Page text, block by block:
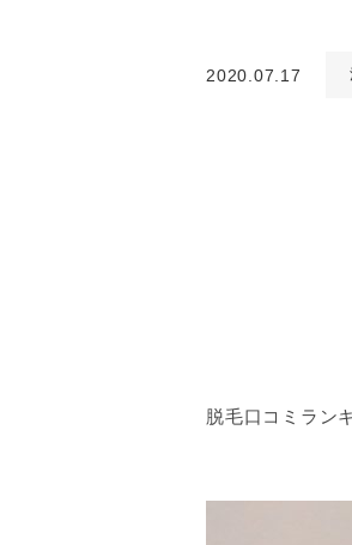
2020.07.17
脱毛口コミラン